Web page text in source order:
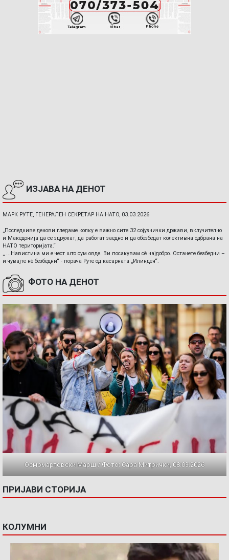
ИЗЈАВА НА ДЕНОТ
МАРК РУТЕ, ГЕНЕРАЛЕН СЕКРЕТАР НА НАТО, 03.03.2026
„Последниве денови гледаме колку е важно сите 32 сојузнички држави, вклучително
и Македонија да се здружат, да работат заедно и да обезбедат колективна одбрана на
НАТО територијата.“
„ ...Навистина ми е чест што сум овде. Ви посакувам сè најдобро. Останете безбедни –
и чувајте нè безбедни“ - порача Руте од касарната „Илинден“.
ФОТО НА ДЕНОТ
Осмомартовски Марш / Фото: Сара Митрички, 08.03.2026
ПРИЈАВИ СТОРИЈА
КОЛУМНИ